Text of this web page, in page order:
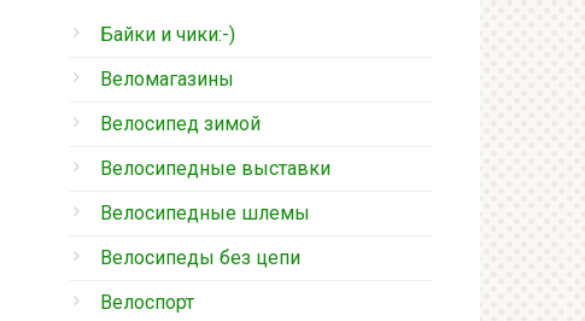
Байки и чики:-)
Веломагазины
Велосипед зимой
Велосипедные выставки
Велосипедные шлемы
Велосипеды без цепи
Велоспорт